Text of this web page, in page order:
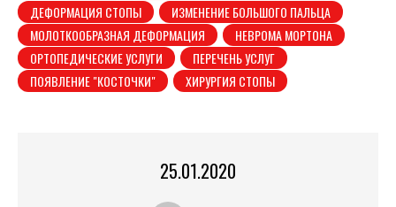
ДЕФОРМАЦИЯ СТОПЫ
ИЗМЕНЕНИЕ БОЛЬШОГО ПАЛЬЦА
МОЛОТКООБРАЗНАЯ ДЕФОРМАЦИЯ
НЕВРОМА МОРТОНА
ОРТОПЕДИЧЕСКИЕ УСЛУГИ
ПЕРЕЧЕНЬ УСЛУГ
ПОЯВЛЕНИЕ "КОСТОЧКИ"
ХИРУРГИЯ СТОПЫ
25.01.2020